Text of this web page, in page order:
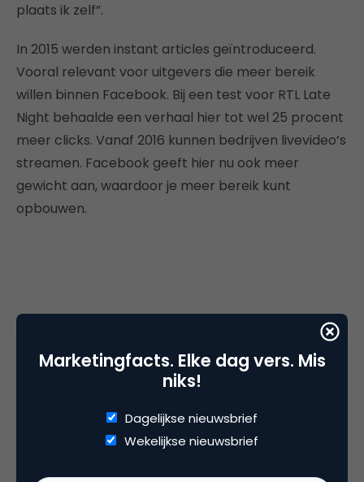
plaats ik zelf”.
In 2015 werden instant articles geïntroduceerd.
Vooral relevant voor uitgevers die meer bereik
willen binnen Facebook. Bij een test voor RTL Late
Night behaalde een verhaal hier tot wel 25 procent
meer clicks. Vanaf 2016 kunnen bedrijven livevideo’s
streamen. Facebook geeft hier nu ook meer
gewicht aan, waardoor je meer bereik kunt
opbouwen.
Marketingfacts. Elke dag vers. Mis
niks!
Dagelijkse nieuwsbrief
Wekelijkse nieuwsbrief